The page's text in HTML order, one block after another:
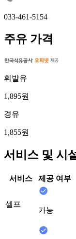
033-461-5154
주유 가격
휘발유
1,895원
경유
1,855원
서비스 및 시
서비스 제공 여부
셀프
가능